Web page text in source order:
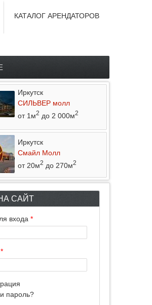
КАТАЛОГ АРЕНДАТОРОВ
Иркутск
СИЛЬВЕР молл
от 1м2 до 2 000м2
Иркутск
Смайл Молл
от 20м2 до 270м2
САЙТ
входа *
*
пароль?